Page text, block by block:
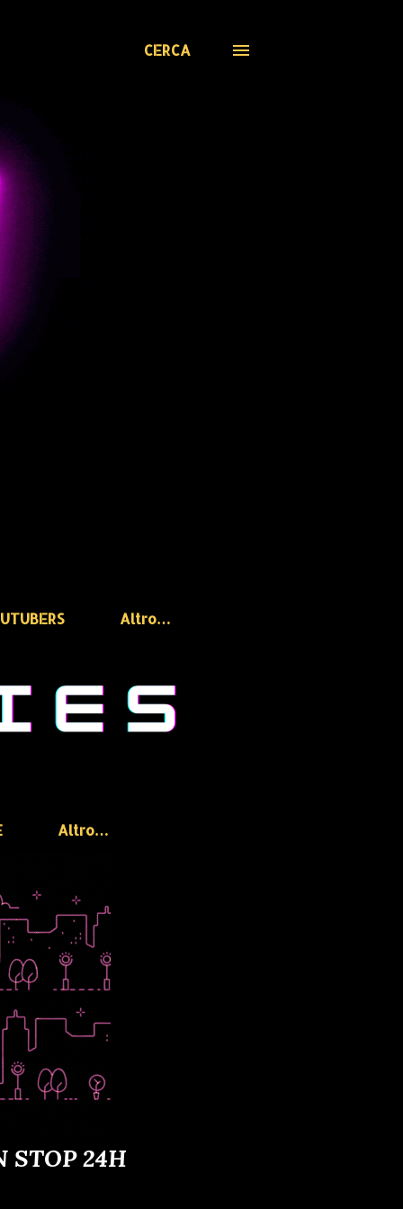
CERCA
Altro…
Altro…
STOP 24H